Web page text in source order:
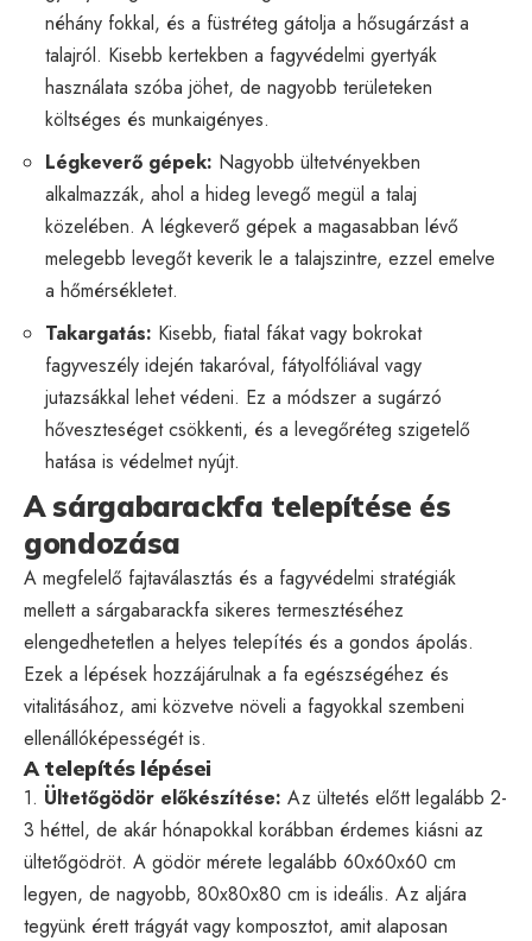
néhány fokkal, és a füstréteg gátolja a hősugárzást a
talajról. Kisebb kertekben a fagyvédelmi gyertyák
használata szóba jöhet, de nagyobb területeken
költséges és munkaigényes.
Légkeverő gépek: Nagyobb ültetvényekben
alkalmazzák, ahol a hideg levegő megül a talaj
közelében. A légkeverő gépek a magasabban lévő
melegebb levegőt keverik le a talajszintre, ezzel emelve
a hőmérsékletet.
Takargatás: Kisebb, fiatal fákat vagy bokrokat
fagyveszély idején takaróval, fátyolfóliával vagy
jutazsákkal lehet védeni. Ez a módszer a sugárzó
hőveszteséget csökkenti, és a levegőréteg szigetelő
hatása is védelmet nyújt.
A sárgabarackfa telepítése és
gondozása
A megfelelő fajtaválasztás és a fagyvédelmi stratégiák
mellett a sárgabarackfa sikeres termesztéséhez
elengedhetetlen a helyes telepítés és a gondos ápolás.
Ezek a lépések hozzájárulnak a fa egészségéhez és
vitalitásához, ami közvetve növeli a fagyokkal szembeni
ellenállóképességét is.
A telepítés lépései
1. Ültetőgödör előkészítése: Az ültetés előtt legalább 2-
3 héttel, de akár hónapokkal korábban érdemes kiásni az
ültetőgödröt. A gödör mérete legalább 60x60x60 cm
legyen, de nagyobb, 80x80x80 cm is ideális. Az aljára
tegyünk érett trágyát vagy komposztot, amit alaposan